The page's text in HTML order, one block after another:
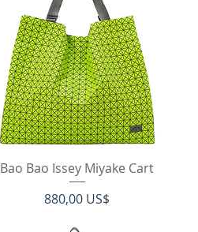
Hurtigvisning
Bao Bao Issey Miyake Cart
Pris
880,00 US$